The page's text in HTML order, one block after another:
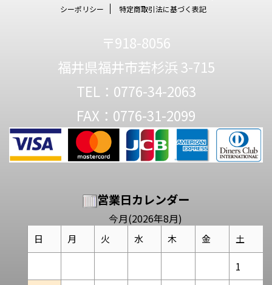
シーポリシー
特定商取引法に基づく表記
〒918-8056
福井県福井市若杉浜 3-715
TEL：0776-34-2063
FAX：0776-31-2099
営業日カレンダー
今月(2026年8月)
日 月 火 水 木 金 土
1